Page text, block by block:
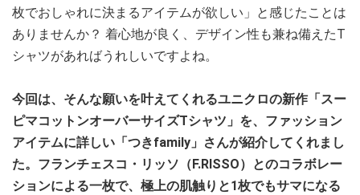
枚でおしゃれに決まるアイテムが欲しい」と感じたことは
ありませんか？ 着心地が良く、デザイン性も兼ね備えたT
シャツがあればうれしいですよね。
今回は、そんな願いを叶えてくれるユニクロの新作「スー
ピマコットンオーバーサイズTシャツ」を、ファッション
アイテムに詳しい「つきfamily」さんが紹介してくれまし
た。フランチェスコ・リッソ（F.RISSO）とのコラボレー
ションによる一枚で、極上の肌触りと1枚でもサマになる